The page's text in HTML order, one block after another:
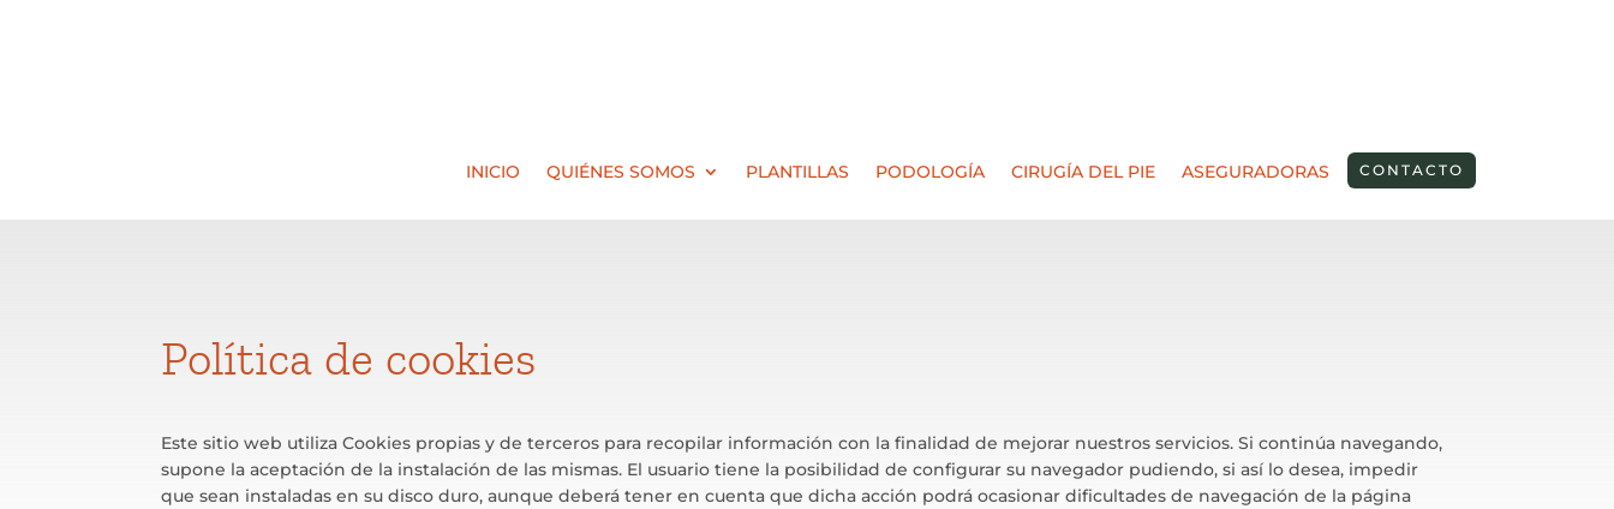
INICIO QUIÉNES SOMOS PLANTILLAS PODOLOGÍA CIRUGÍA DEL PIE ASEGURADORAS CONTACTO
Política de cookies
Este sitio web utiliza Cookies propias y de terceros para recopilar información con la finalidad de mejorar nuestros servicios. Si continúa navegando,
supone la aceptación de la instalación de las mismas. El usuario tiene la posibilidad de configurar su navegador pudiendo, si así lo desea, impedir
que sean instaladas en su disco duro, aunque deberá tener en cuenta que dicha acción podrá ocasionar dificultades de navegación de la página